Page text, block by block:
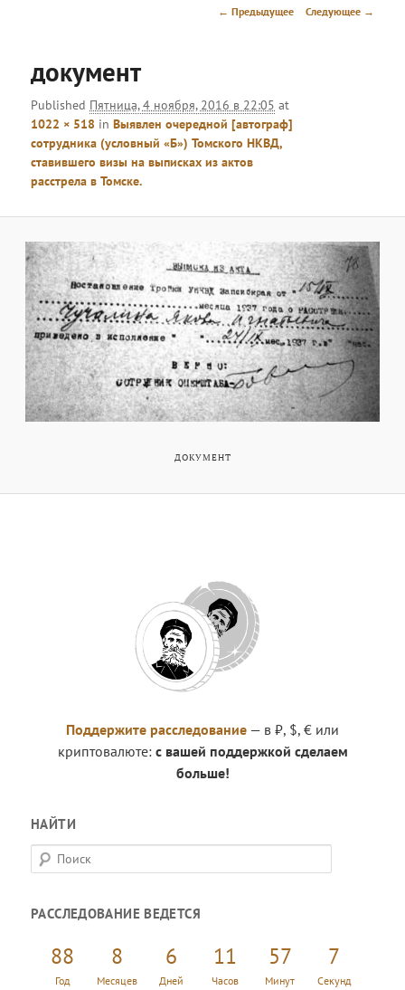
Навигация
← Предыдущее Следующее →
документ
Published Пятница, 4 ноября, 2016 в 22:05 at
1022 × 518 inВыявлен очередной [автограф]
сотрудника (условный «Б») Томского НКВД,
ставившего визы на выписках из актов
расстрела в Томске.
ДОКУМЕНТ
Поддержите расследование — в ₽, $, € или
криптовалюте: с вашей поддержкой сделаем
больше!
НАЙТИ
П
о
с
РАССЛЕДОВАНИЕ ВЕДЕТСЯ
88
Год
8
Месяцев
6
Дней
11
Часов
57
Минут
7
Секунд